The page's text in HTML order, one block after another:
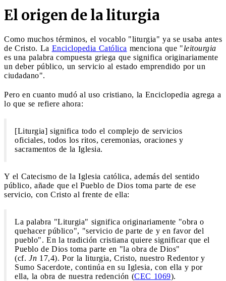
El origen de la liturgia
Como muchos términos, el vocablo "liturgia" ya se usaba antes
de Cristo. La Enciclopedia Católica menciona que "leitourgia
es una palabra compuesta griega que significa originariamente
un deber público, un servicio al estado emprendido por un
ciudadano".
Pero en cuanto mudó al uso cristiano, la Enciclopedia agrega a
lo que se refiere ahora:
[Liturgia] significa todo el complejo de servicios
oficiales, todos los ritos, ceremonias, oraciones y
sacramentos de la Iglesia.
Y el Catecismo de la Iglesia católica, además del sentido
público, añade que el Pueblo de Dios toma parte de ese
servicio, con Cristo al frente de ella:
La palabra "Liturgia" significa originariamente "obra o
quehacer público", "servicio de parte de y en favor del
pueblo". En la tradición cristiana quiere significar que el
Pueblo de Dios toma parte en "la obra de Dios"
(cf. Jn 17,4). Por la liturgia, Cristo, nuestro Redentor y
Sumo Sacerdote, continúa en su Iglesia, con ella y por
ella, la obra de nuestra redención (CEC 1069).